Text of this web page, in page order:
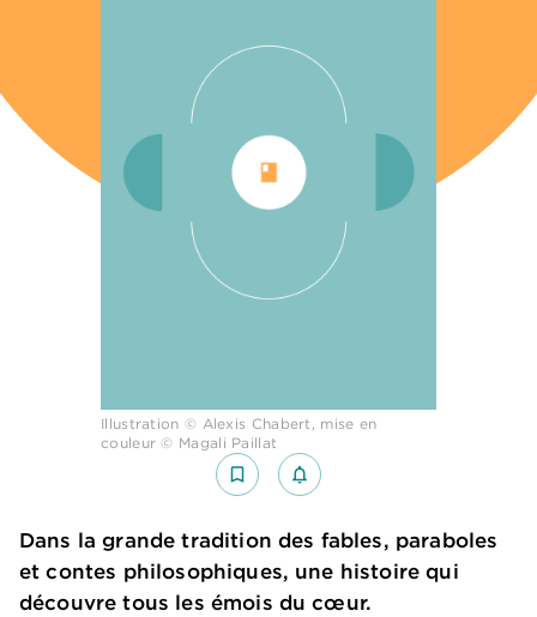
Illustration © Alexis Chabert, mise en
couleur © Magali Paillat
bookmark_border notifications_none_outlined
Dans la grande tradition des fables, paraboles
et contes philosophiques, une histoire qui
découvre tous les émois du cœur.